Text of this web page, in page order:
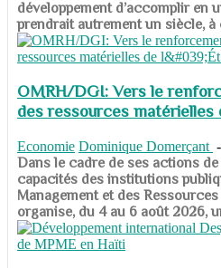
développement d’accomplir en
prendrait autrement un siècle, à
OMRH/DGI: Vers le
des ressources matérielles
Economie Dominique Domerçant -
Dans le cadre de ses actions
capacités des institutions
Management et des
organise, du 4 au 6 août 2026,